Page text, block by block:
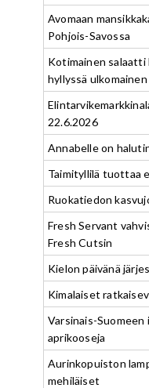
Avomaan
Pohjois-Savossa
Kotimainen salaatti
hyllyssä
22.6.2026
Annabelle on
Taimityllilä tuottaa
Ruokatiedon
Fresh Servant
Fresh Cutsin
Kielon päivänä
Kimalaiset
Varsinais-
aprikooseja
Aurinkopuiston
mehiläiset